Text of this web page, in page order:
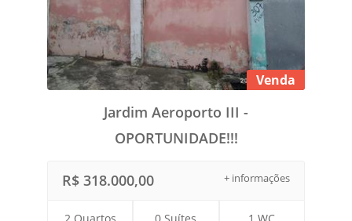
Venda
Jardim Aeroporto III -
OPORTUNIDADE!!!
+ informações
R$ 318.000,00